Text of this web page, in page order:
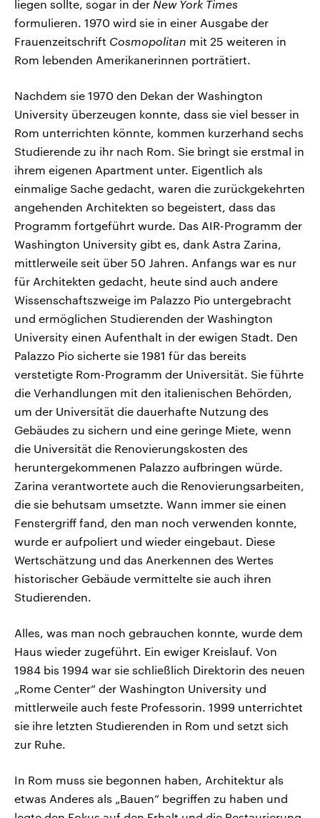
liegen sollte, sogar in der New York Times
formulieren. 1970 wird sie in einer Ausgabe der
Frauenzeitschrift Cosmopolitan mit 25 weiteren in
Rom lebenden Amerikanerinnen porträtiert.
Nachdem sie 1970 den Dekan der Washington
University überzeugen konnte, dass sie viel besser in
Rom unterrichten könnte, kommen kurzerhand sechs
Studierende zu ihr nach Rom. Sie bringt sie erstmal in
ihrem eigenen Apartment unter. Eigentlich als
einmalige Sache gedacht, waren die zurückgekehrten
angehenden Architekten so begeistert, dass das
Programm fortgeführt wurde. Das AIR-Programm der
Washington University gibt es, dank Astra Zarina,
mittlerweile seit über 50 Jahren. Anfangs war es nur
für Architekten gedacht, heute sind auch andere
Wissenschaftszweige im Palazzo Pio untergebracht
und ermöglichen Studierenden der Washington
University einen Aufenthalt in der ewigen Stadt. Den
Palazzo Pio sicherte sie 1981 für das bereits
verstetigte Rom-Programm der Universität. Sie führte
die Verhandlungen mit den italienischen Behörden,
um der Universität die dauerhafte Nutzung des
Gebäudes zu sichern und eine geringe Miete, wenn
die Universität die Renovierungskosten des
heruntergekommenen Palazzo aufbringen würde.
Zarina verantwortete auch die Renovierungsarbeiten,
die sie behutsam umsetzte. Wann immer sie einen
Fenstergriff fand, den man noch verwenden konnte,
wurde er aufpoliert und wieder eingebaut. Diese
Wertschätzung und das Anerkennen des Wertes
historischer Gebäude vermittelte sie auch ihren
Studierenden.
Alles, was man noch gebrauchen konnte, wurde dem
Haus wieder zugeführt. Ein ewiger Kreislauf. Von
1984 bis 1994 war sie schließlich Direktorin des neuen
„Rome Center“ der Washington University und
mittlerweile auch feste Professorin. 1999 unterrichtet
sie ihre letzten Studierenden in Rom und setzt sich
zur Ruhe.
In Rom muss sie begonnen haben, Architektur als
etwas Anderes als „Bauen” begriffen zu haben und